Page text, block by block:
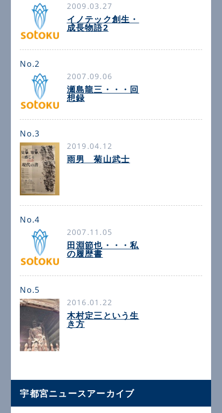
2009.03.27
イノテック創生・
成長物語2
No.2
2007.09.06
瀬島龍三・・・回
想録
No.3
2019.04.12
雨男 菊山武士
No.4
2007.11.05
田淵節也・・・私
の履歴書
No.5
2016.01.22
木村定三という生
き方
宇都宮ニュースアーカイブ